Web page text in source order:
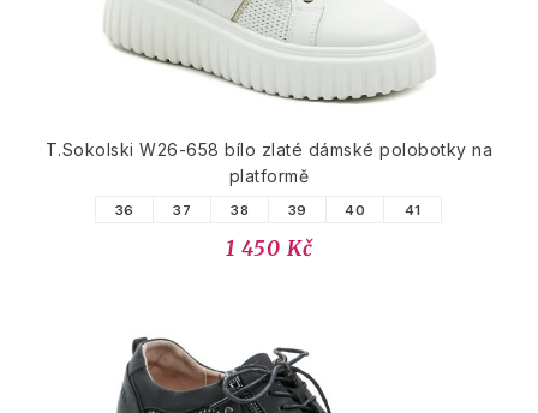
T.Sokolski W26-658 bílo zlaté dámské polobotky na
platformě
36 37 38 39 40 41
1 450 Kč